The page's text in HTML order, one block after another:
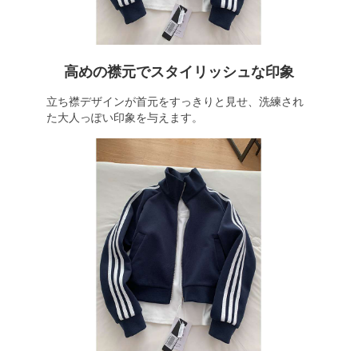
高めの襟元でスタイリッシュな印象
立ち襟デザインが首元をすっきりと見せ、洗練され
た大人っぽい印象を与えます。